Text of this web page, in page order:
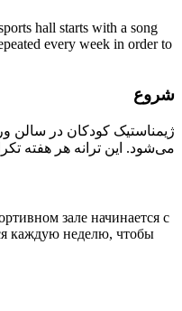
hall starts with a song
every week in order to
شروع
ژیمناستیک کودکان در سالن
می‌شود. این ترانه هر هفته
зале начинается с
каждую неделю, чтобы